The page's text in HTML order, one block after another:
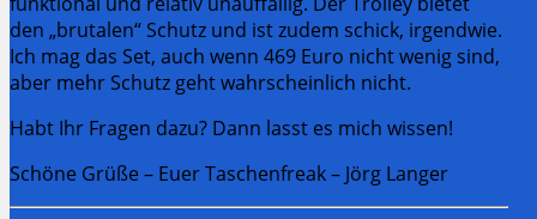
den „brutalen“ Schutz und ist zudem schick, irgendwie.
Ich mag das Set, auch wenn 469 Euro nicht wenig sind,
aber mehr Schutz geht wahrscheinlich nicht.
Habt Ihr Fragen dazu? Dann lasst es mich wissen!
Schöne Grüße – Euer Taschenfreak – Jörg Langer